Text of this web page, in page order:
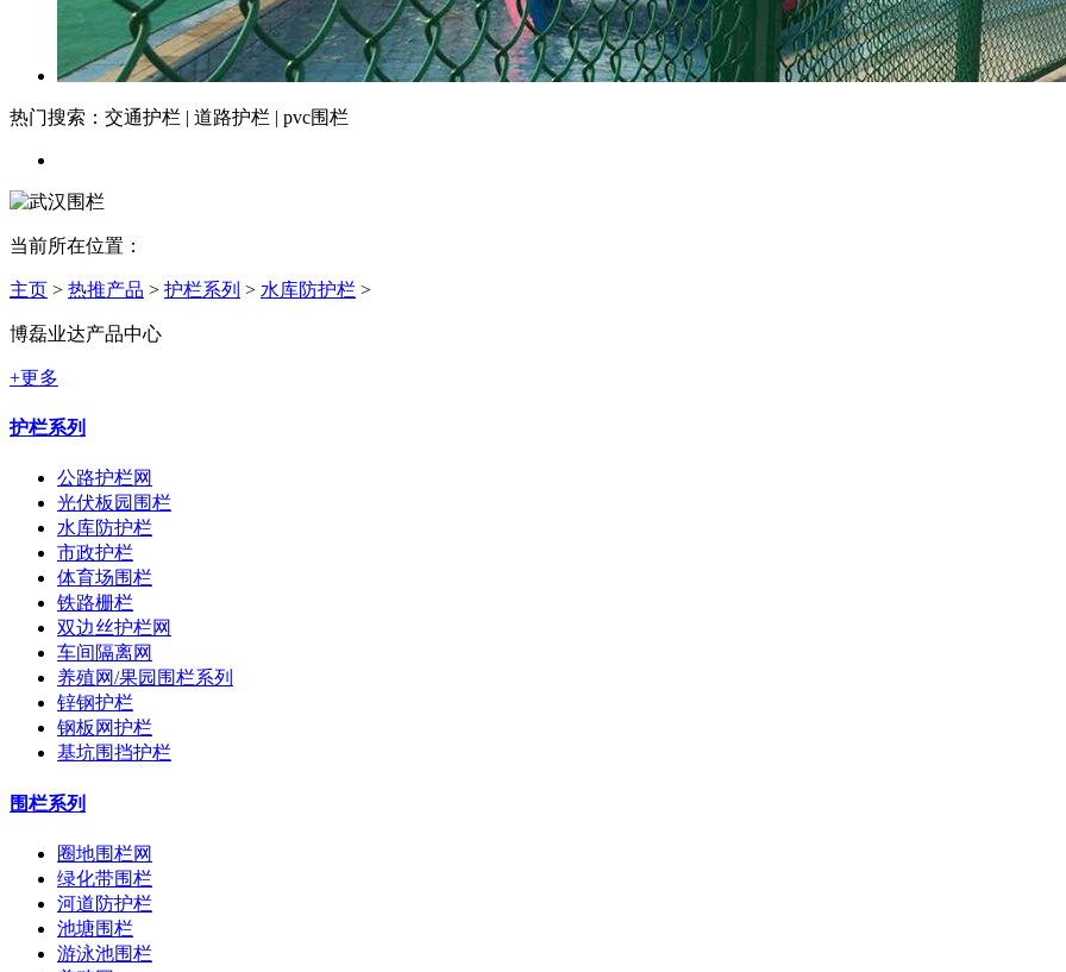
热门搜索：交通护栏 | 道路护栏 | pvc围栏
当前所在位置：
主页 > 热推产品 > 护栏系列 > 水库防护栏 >
博磊业达产品中心
+更多
护栏系列
公路护栏网
光伏板园围栏
水库防护栏
市政护栏
体育场围栏
铁路栅栏
双边丝护栏网
车间隔离网
养殖网/果园围栏系列
锌钢护栏
钢板网护栏
基坑围挡护栏
围栏系列
圈地围栏网
绿化带围栏
河道防护栏
池塘围栏
游泳池围栏